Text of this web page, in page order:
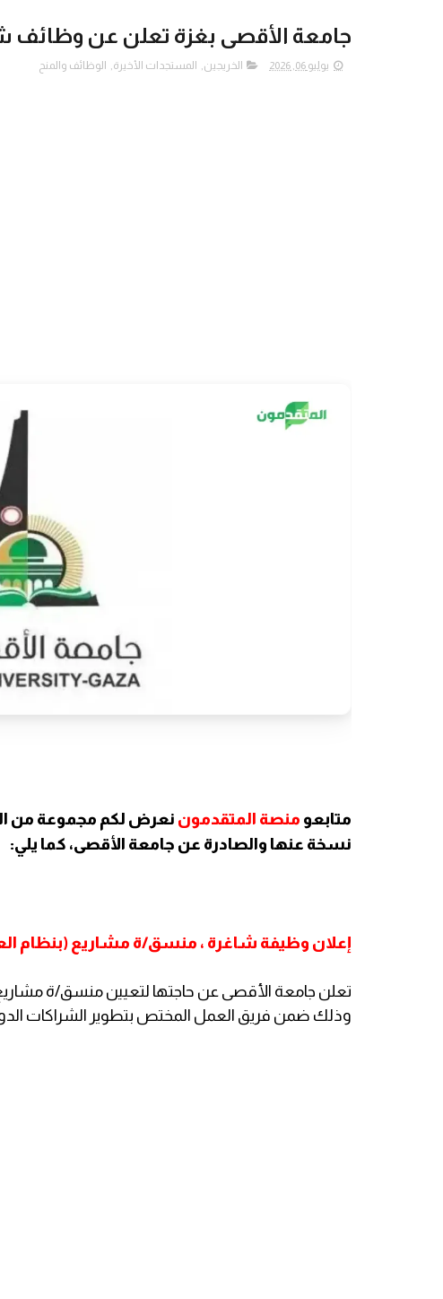
جامعة الأقصى بغزة تعلن عن وظائف
يوليو 06, 2026 الخريجين, المستجدات الأخيرة, الوظائف والمنح
متابعو منصة المتقدمون نعرض لكم مجموعة من
نسخة عنها والصادرة عن جامعة الأقصى، كما يلي:
إعلان وظيفة شاغرة ، منسق/ة مشاريع (بنظام
تعلن جامعة الأقصى عن حاجتها لتعيين منسق/ة
وذلك ضمن فريق العمل المختص بتطوير الشراكات